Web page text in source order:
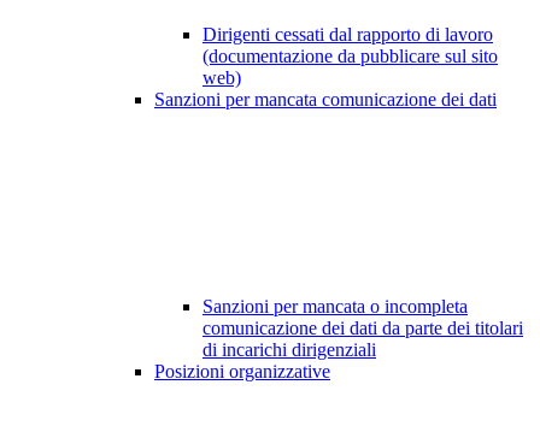
Dirigenti cessati dal rapporto di lavoro
(documentazione da pubblicare sul sito
web)
Sanzioni per mancata comunicazione dei dati
Sanzioni per mancata o incompleta
comunicazione dei dati da parte dei titolari
di incarichi dirigenziali
Posizioni organizzative